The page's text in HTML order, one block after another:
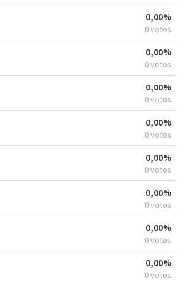
0,00%
0 votos
0,00%
0 votos
0,00%
0 votos
0,00%
0 votos
0,00%
0 votos
0,00%
0 votos
0,00%
0 votos
0,00%
0 votos